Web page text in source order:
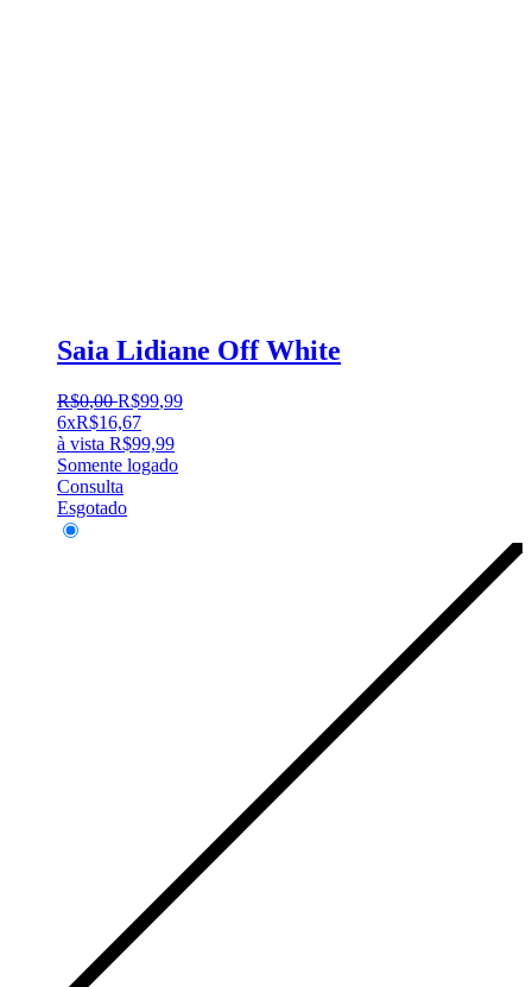
Saia Lidiane Off White
R$0,00 R$99,99
6xR$16,67
à vista R$99,99
Somente logado
Consulta
Esgotado